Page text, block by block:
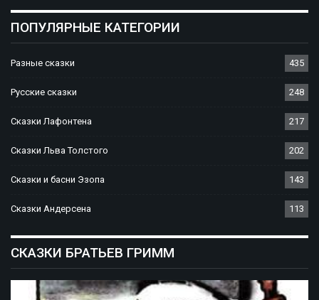
ПОПУЛЯРНЫЕ КАТЕГОРИИ
Разные сказки 435
Русские сказки 248
Сказки Лафонтена 217
Сказки Льва Толстого 202
Сказки и басни Эзопа 143
Сказки Андерсена 113
СКАЗКИ БРАТЬЕВ ГРИММ